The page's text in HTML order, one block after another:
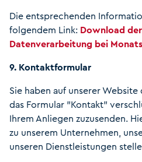
Die entsprechenden
folgendem Link: Download
Datenverarbeitung bei
9. Kontaktformular
Sie haben auf unserer
das Formular "Kontakt"
Ihrem Anliegen zuzusenden.
zu unserem Unternehmen,
unseren Dienstleistungen